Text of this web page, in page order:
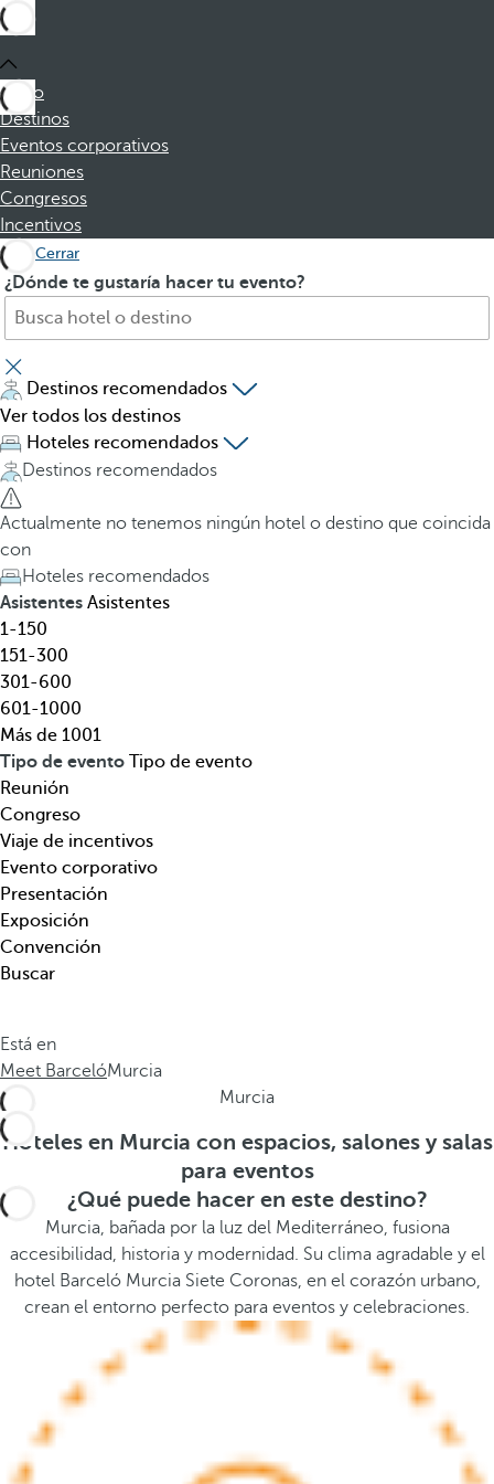
Inicio
Destinos
Eventos corporativos
Reuniones
Congresos
Incentivos
Cerrar
¿Dónde te gustaría hacer tu evento?
B
s
q
u
e
h
o
t
e
l
,
d
e
s
t
i
n
o
,
t
e
m
á
t
i
c
.
.
A
p
u
l
s
a
r
l
a
t
e
c
l
a
d
e
f
l
e
c
h
a
h
a
c
i
b
a
j
o
,
e
b
Destinos recomendados
Ver todos los destinos
Hoteles recomendados
Destinos recomendados
Actualmente no tenemos ningún hotel o destino que coincida
con
Hoteles recomendados
Asistentes Asistentes
1-150
151-300
301-600
601-1000
Más de 1001
Tipo de evento Tipo de evento
Reunión
Congreso
Viaje de incentivos
Evento corporativo
Presentación
Exposición
Convención
Buscar
Está en
Meet BarcelóMurcia
Murcia
Hoteles en Murcia con espacios, salones y salas
para eventos
¿Qué puede hacer en este destino?
Murcia, bañada por la luz del Mediterráneo, fusiona
accesibilidad, historia y modernidad. Su clima agradable y el
hotel Barceló Murcia Siete Coronas, en el corazón urbano,
crean el entorno perfecto para eventos y celebraciones.